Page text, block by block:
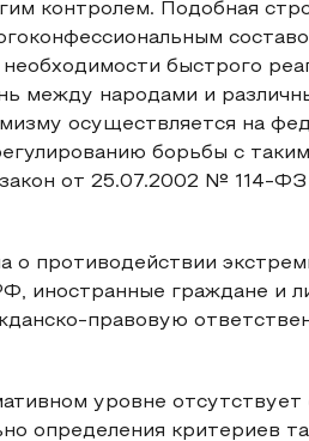
контролем. Подобная
быстрого
между народами и
осуществляется на
борьбы с
от 25.07.2002 № 114-
о противодействии
иностранные граждане и
правовую
уровне
определения критериев